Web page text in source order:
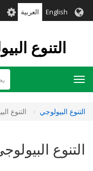
إلى
English العربية
التنوع
بحث
Toggle
navigation
التنوع البيولوجي التنوع
التنوع